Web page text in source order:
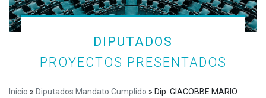
DIPUTADOS
PROYECTOS PRESENTADOS
Inicio » Diputados Mandato Cumplido » Dip. GIACOBBE MARIO